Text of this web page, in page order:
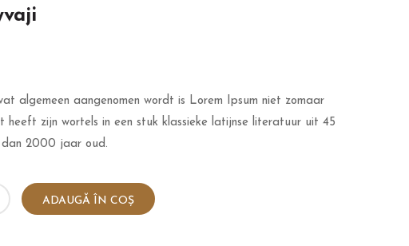
algemeen aangenomen wordt is Lorem Ipsum niet zomaar
heeft zijn wortels in een stuk klassieke latijnse literatuur uit 45
dan 2000 jaar oud.
ADAUGĂ ÎN COȘ